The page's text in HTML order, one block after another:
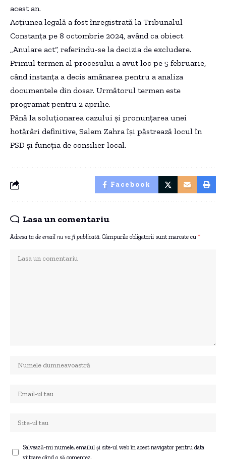
acest an.
Acțiunea legală a fost înregistrată la Tribunalul
Constanța pe 8 octombrie 2024, având ca obiect
„Anulare act“, referindu-se la decizia de excludere.
Primul termen al procesului a avut loc pe 5 februarie,
când instanța a decis amânarea pentru a analiza
documentele din dosar. Următorul termen este
programat pentru 2 aprilie.
Până la soluționarea cazului și pronunțarea unei
hotărâri definitive, Salem Zahra își păstrează locul în
PSD și funcția de consilier local.
Facebook
Lasa un comentariu
Adresa ta de email nu va fi publicată. Câmpurile obligatorii sunt marcate cu *
Salvează-mi numele, emailul și site-ul web în acest navigator pentru data
viitoare când o să comentez.